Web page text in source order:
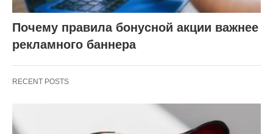
Почему правила бонусной акции важнее
рекламного баннера
RECENT POSTS